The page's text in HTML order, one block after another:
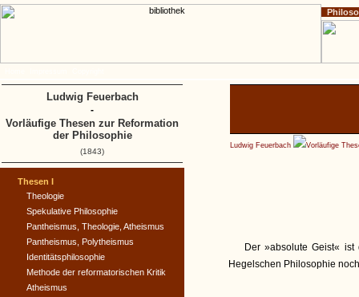
Ludwig Feuerbach Vorläufige
Der »absolute Geist«
Hegelschen Philosophie
Thesen I
Theologie
Spekulative Philosophie
Pantheismus, Theologie, Atheismus
Pantheismus, Polytheismus
Identitätsphilosophie
Methode der reformatorischen Kritik
Atheismus
Ludwig Feuerbach
-
Vorläufige Thesen zur Reformation
der Philosophie
(1843)